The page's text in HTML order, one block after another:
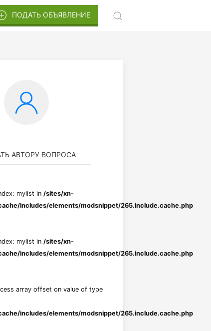
ПОДАТЬ ОБЪЯВЛЕНИЕ
АВТОРУ ВОПРОСА
mylist in /sites/xn-
includes/elements/modsnippet/265.include.cache.php
mylist in /sites/xn-
includes/elements/modsnippet/265.include.cache.php
array offset on value of type
includes/elements/modsnippet/265.include.cache.php